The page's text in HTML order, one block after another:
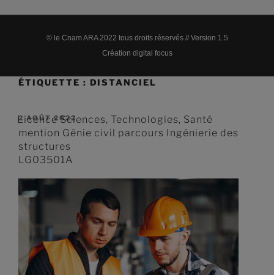
© le Cnam ARA 2022 tous droits réservés // Version 1.5
Création digital focus
ÉTIQUETTE : DISTANCIEL
2 AOÛT 2022
Licence Sciences, Technologies, Santé
mention Génie civil parcours Ingénierie des
structures
LG03501A